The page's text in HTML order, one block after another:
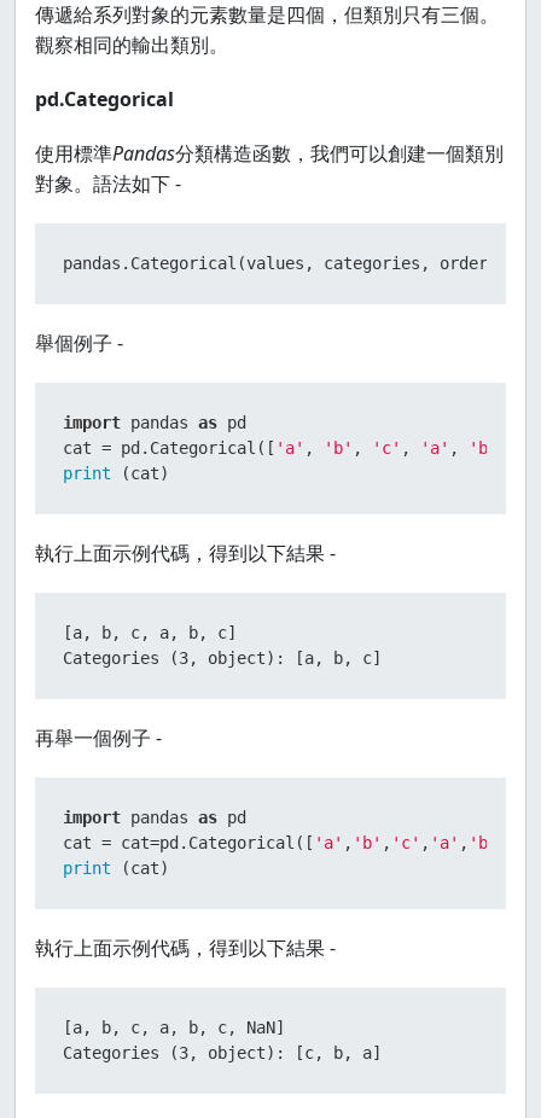
傳遞給系列對象的元素數量是四個，但類別只有三個。
觀察相同的輸出類別。
pd.Categorical
使用標準Pandas分類構造函數，我們可以創建一個類別
對象。語法如下 -
pandas.Categorical(values, categories, ordered)
舉個例子 -
import pandas as pd
cat = pd.Categorical([ 'a' , 'b' , 'c' , 'a' , 'b'
print (cat)
執行上面示例代碼，得到以下結果 -
[a, b, c, a, b, c]
Categories (3, object): [a, b, c]
再舉一個例子 -
import pandas as pd
cat = cat=pd.Categorical([ 'a' , 'b' , 'c' , 'a' , 'b'
print (cat)
執行上面示例代碼，得到以下結果 -
[a, b, c, a, b, c, NaN]
Categories (3, object): [c, b, a]